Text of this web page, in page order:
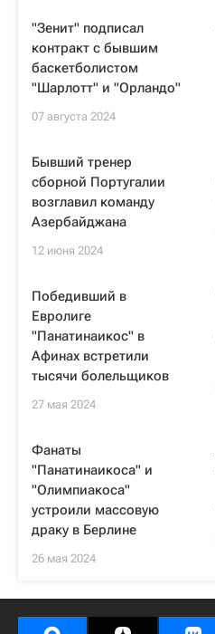
"Зенит" подписал
контракт с бывшим
баскетболистом
"Шарлотт" и "Орландо"
07 августа 2024
Бывший тренер
сборной Португалии
возглавил команду
Азербайджана
12 июня 2024
Победивший в
Евролиге
"Панатинаикос" в
Афинах встретили
тысячи болельщиков
27 мая 2024
Фанаты
"Панатинаикоса" и
"Олимпиакоса"
устроили массовую
драку в Берлине
26 мая 2024